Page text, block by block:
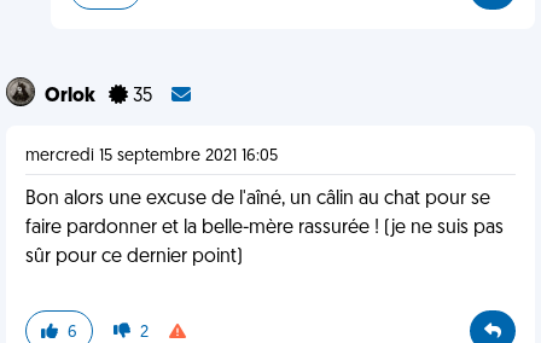
Orlok 35
mercredi 15 septembre 2021 16:05
Bon alors une excuse de l'aîné, un câlin au chat pour se
faire pardonner et la belle-mère rassurée ! (je ne suis pas
sûr pour ce dernier point)
6 2